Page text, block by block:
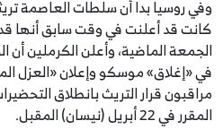
وفي روسيا بدا أن سلطات العاصمة
كانت قد أعلنت في وقت سابق أنها قد
الجمعة الماضية، وأعلن الكرملين أن
في «إغلاق» موسكو وإعلان «العزل
مراقبون قرار التريث بانطلاق
المقرر في 22 أبريل (نيسان) المقبل.